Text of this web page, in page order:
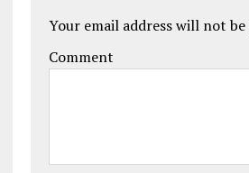
Your email address will not be
Comment